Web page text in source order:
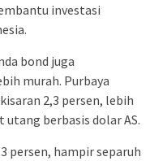
investasi
bond juga
murah. Purbaya
2,3 persen, lebih
berbasis dolar AS.
persen, hampir separuh